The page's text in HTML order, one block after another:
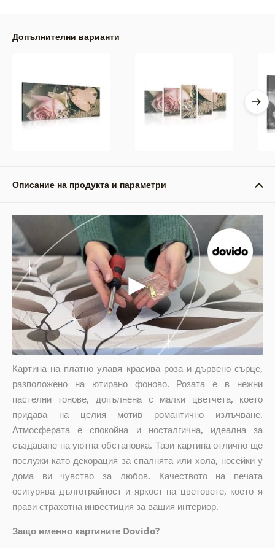
Допълнителни варианти
Описание на продукта и параметри
Картина на платно улавя красива роза и дървено сърце,
разположено на ютирано фоново. Розата е в нежни
пастелни тонове, допълнена с малки цветчета, което
придава на целия мотив романтично излъчване.
Атмосферата е спокойна и носталгична, идеална за
създаване на уютна обстановка. Тази картина отлично ще
послужи като декорация за спалнята или хола, носейки у
дома ви чувство за любов. Качеството на печата
осигурява дълготрайност и яркост на цветовете, което я
прави страхотна инвестиция за вашия интериор.
Защо именно картините Dovido?